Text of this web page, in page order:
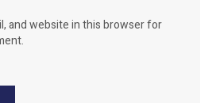
and website in this browser for